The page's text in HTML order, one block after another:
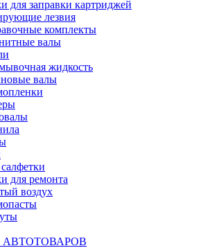
для заправки картриджей
лезвия
комплекты
валы
жидкость
валы
для ремонта
воздух